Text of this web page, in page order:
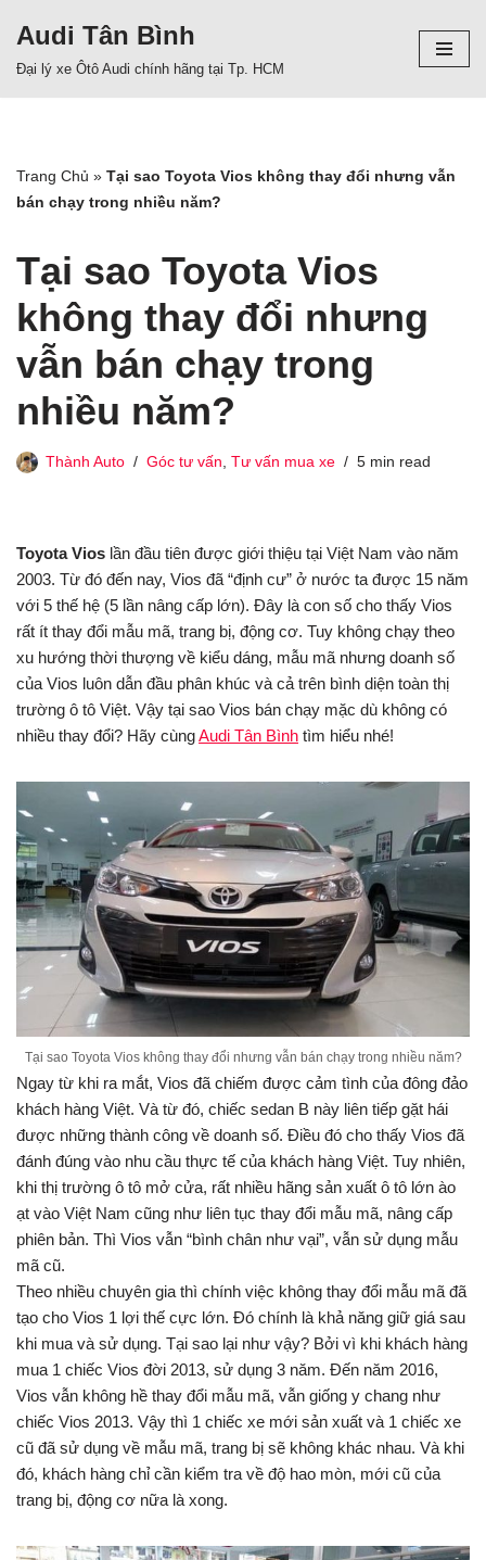
Audi Tân Bình
Đại lý xe Ôtô Audi chính hãng tại Tp. HCM
Trang Chủ » Tại sao Toyota Vios không thay đổi nhưng vẫn
bán chạy trong nhiều năm?
Tại sao Toyota Vios
không thay đổi nhưng
vẫn bán chạy trong
nhiều năm?
Thành Auto Góc tư vấn, Tư vấn mua xe 5 min read
Toyota Vios lần đầu tiên được giới thiệu tại Việt Nam vào năm
2003. Từ đó đến nay, Vios đã “định cư” ở nước ta được 15 năm
với 5 thế hệ (5 lần nâng cấp lớn). Đây là con số cho thấy Vios
rất ít thay đổi mẫu mã, trang bị, động cơ. Tuy không chạy theo
xu hướng thời thượng về kiểu dáng, mẫu mã nhưng doanh số
của Vios luôn dẫn đầu phân khúc và cả trên bình diện toàn thị
trường ô tô Việt. Vậy tại sao Vios bán chạy mặc dù không có
nhiều thay đổi? Hãy cùngAudi Tân Bình tìm hiểu nhé!
Tại sao Toyota Vios không thay đổi nhưng vẫn bán chạy trong nhiều năm?
Ngay từ khi ra mắt, Vios đã chiếm được cảm tình của đông đảo
khách hàng Việt. Và từ đó, chiếc sedan B này liên tiếp gặt hái
được những thành công về doanh số. Điều đó cho thấy Vios đã
đánh đúng vào nhu cầu thực tế của khách hàng Việt. Tuy nhiên,
khi thị trường ô tô mở cửa, rất nhiều hãng sản xuất ô tô lớn ào
ạt vào Việt Nam cũng như liên tục thay đổi mẫu mã, nâng cấp
phiên bản. Thì Vios vẫn “bình chân như vại”, vẫn sử dụng mẫu
mã cũ.
Theo nhiều chuyên gia thì chính việc không thay đổi mẫu mã đã
tạo cho Vios 1 lợi thế cực lớn. Đó chính là khả năng giữ giá sau
khi mua và sử dụng. Tại sao lại như vậy? Bởi vì khi khách hàng
mua 1 chiếc Vios đời 2013, sử dụng 3 năm. Đến năm 2016,
Vios vẫn không hề thay đổi mẫu mã, vẫn giống y chang như
chiếc Vios 2013. Vậy thì 1 chiếc xe mới sản xuất và 1 chiếc xe
cũ đã sử dụng về mẫu mã, trang bị sẽ không khác nhau. Và khi
đó, khách hàng chỉ cần kiểm tra về độ hao mòn, mới cũ của
trang bị, động cơ nữa là xong.